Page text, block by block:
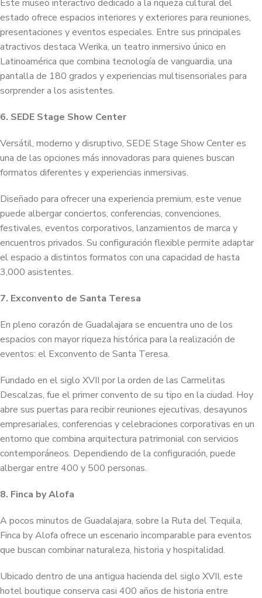
Este museo interactivo dedicado a la riqueza cultural del
estado ofrece espacios interiores y exteriores para reuniones,
presentaciones y eventos especiales. Entre sus principales
atractivos destaca Werika, un teatro inmersivo único en
Latinoamérica que combina tecnología de vanguardia, una
pantalla de 180 grados y experiencias multisensoriales para
sorprender a los asistentes.
6. SEDE Stage Show Center
Versátil, moderno y disruptivo, SEDE Stage Show Center es
una de las opciones más innovadoras para quienes buscan
formatos diferentes y experiencias inmersivas.
Diseñado para ofrecer una experiencia premium, este venue
puede albergar conciertos, conferencias, convenciones,
festivales, eventos corporativos, lanzamientos de marca y
encuentros privados. Su configuración flexible permite adaptar
el espacio a distintos formatos con una capacidad de hasta
3,000 asistentes.
7. Exconvento de Santa Teresa
En pleno corazón de Guadalajara se encuentra uno de los
espacios con mayor riqueza histórica para la realización de
eventos: el Exconvento de Santa Teresa.
Fundado en el siglo XVII por la orden de las Carmelitas
Descalzas, fue el primer convento de su tipo en la ciudad. Hoy
abre sus puertas para recibir reuniones ejecutivas, desayunos
empresariales, conferencias y celebraciones corporativas en un
entorno que combina arquitectura patrimonial con servicios
contemporáneos. Dependiendo de la configuración, puede
albergar entre 400 y 500 personas.
8. Finca by Alofa
A pocos minutos de Guadalajara, sobre la Ruta del Tequila,
Finca by Alofa ofrece un escenario incomparable para eventos
que buscan combinar naturaleza, historia y hospitalidad.
Ubicado dentro de una antigua hacienda del siglo XVII, este
hotel boutique conserva casi 400 años de historia entre